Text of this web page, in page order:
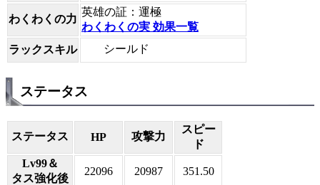
わくわくの力
英雄の証：運極
わくわくの実 効果一覧
ラックスキル
シールド
ステータス
ステータス HP 攻撃力
スピー
ド
Lv99＆
タス強化後
22096 20987 351.50